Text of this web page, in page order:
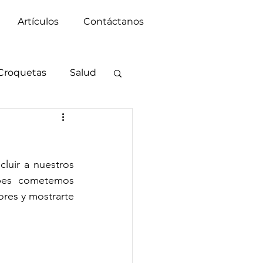
Artículos Contáctanos
Salud
a nuestros
cometemos
y mostrarte